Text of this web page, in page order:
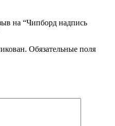
на “Чипборд надпись
Обязательные поля